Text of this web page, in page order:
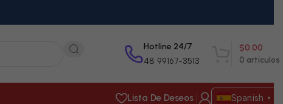
Hotline 24/7
48 99167-3513 0 artículos
$0.00
Lista De Deseos Spanish ▼